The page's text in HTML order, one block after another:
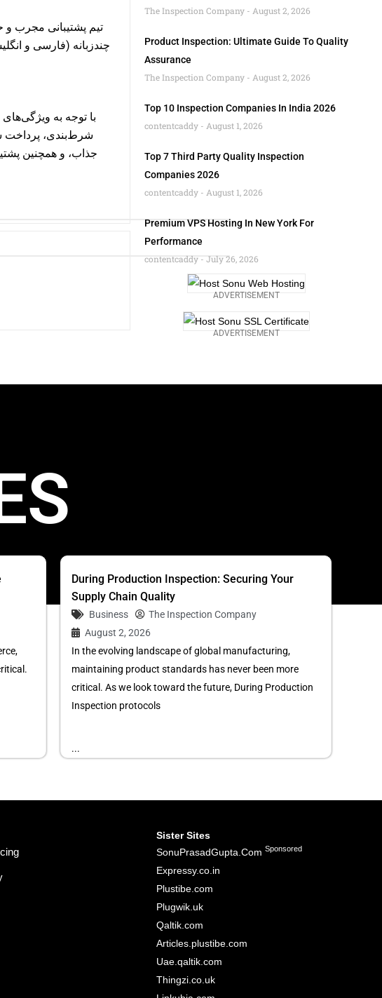
تیم پشتیبانی مجرب
چندزبانه (فارسی و
با توجه به
شرط‌بندی، پرداخت
جذاب، و همچنین
The Inspection Company
August 2, 2026
Product Inspection: Ultimate Guide To Quality
Assurance
The Inspection Company
August 2, 2026
Top 10 Inspection Companies In India 2026
contentcaddy
August 1, 2026
Top 7 Third Party Quality Inspection
Companies 2026
contentcaddy
August 1, 2026
Premium VPS Hosting In New York For
Performance
contentcaddy
July 26, 2026
ADVERTISEMENT
ADVERTISEMENT
During Production Inspection: Securing Your
Supply Chain Quality
Business
The Inspection Company
August 2, 2026
In the evolving landscape of global manufacturing,
maintaining product standards has never been more
critical. As we look toward the future, During Production
Inspection protocols
...
Sister Sites
SonuPrasadGupta.Com Sponsored
Expressy.co.in
Plustibe.com
Plugwik.uk
Qaltik.com
Articles.plustibe.com
Uae.qaltik.com
Thingzi.co.uk